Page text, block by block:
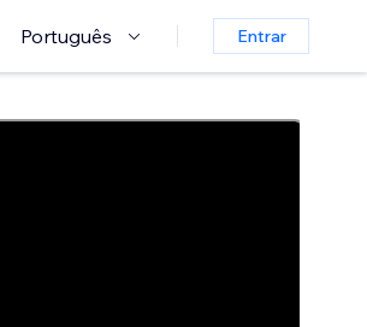
Português Entrar